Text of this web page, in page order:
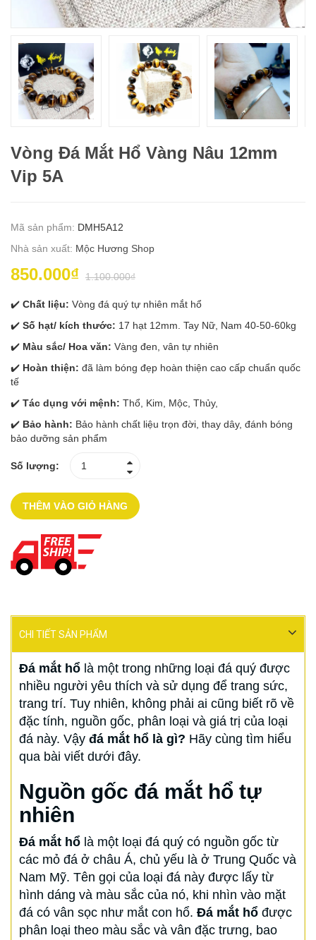
Vòng Đá Mắt Hổ Vàng Nâu 12mm
Vip 5A
Mã sản phẩm: DMH5A12
Nhà sản xuất: Mộc Hương Shop
850.000₫ 1.100.000₫
✔️ Chất liệu: Vòng đá quý tự nhiên mắt hổ
✔️ Số hạt/ kích thước: 17 hạt 12mm. Tay Nữ, Nam 40-50-60kg
✔️ Màu sắc/ Hoa văn: Vàng đen, vân tự nhiên
✔️ Hoàn thiện: đã làm bóng đẹp hoàn thiện cao cấp chuẩn quốc
tế
✔️ Tác dụng với mệnh: Thổ, Kim, Mộc, Thủy,
✔️ Bảo hành: Bảo hành chất liệu trọn đời, thay dây, đánh bóng
bảo dưỡng sản phẩm
Số lượng:
THÊM VÀO GIỎ HÀNG
CHI TIẾT SẢN PHẨM
Đá mắt hổ là một trong những loại đá quý được
nhiều người yêu thích và sử dụng để trang sức,
trang trí. Tuy nhiên, không phải ai cũng biết rõ về
đặc tính, nguồn gốc, phân loại và giá trị của loại
đá này. Vậy đá mắt hổ là gì? Hãy cùng tìm hiểu
qua bài viết dưới đây.
Nguồn gốc đá mắt hổ tự
nhiên
Đá mắt hổ là một loại đá quý có nguồn gốc từ
các mỏ đá ở châu Á, chủ yếu là ở Trung Quốc và
Nam Mỹ. Tên gọi của loại đá này được lấy từ
hình dáng và màu sắc của nó, khi nhìn vào mặt
đá có vân sọc như mắt con hổ. Đá mắt hổ được
phân loại theo màu sắc và vân đặc trưng, bao